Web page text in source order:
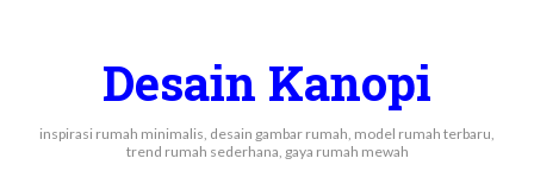
Desain Kanopi
inspirasi rumah minimalis, desain gambar rumah, model rumah terbaru,
trend rumah sederhana, gaya rumah mewah